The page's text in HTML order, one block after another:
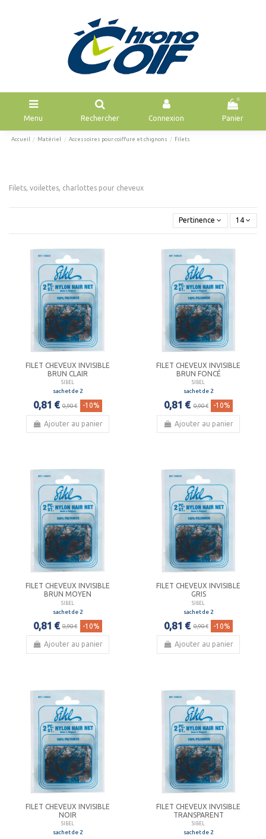
Menu Rechercher Connexion
0
Panier
Accueil Matériel Accessoires pour coiffure et chignons Filets
Filets, voilettes, charlottes pour cheveux
Pertinence 14
FILET CHEVEUX INVISIBLE
BRUN CLAIR
SIBEL
sachet de 2
0,81 € 0,90 € -10%
Ajouter au panier
FILET CHEVEUX INVISIBLE
BRUN FONCÉ
SIBEL
sachet de 2
0,81 € 0,90 € -10%
Ajouter au panier
FILET CHEVEUX INVISIBLE
BRUN MOYEN
SIBEL
sachet de 2
0,81 € 0,90 € -10%
Ajouter au panier
FILET CHEVEUX INVISIBLE
GRIS
SIBEL
sachet de 2
0,81 € 0,90 € -10%
Ajouter au panier
FILET CHEVEUX INVISIBLE
NOIR
SIBEL
sachet de 2
FILET CHEVEUX INVISIBLE
TRANSPARENT
SIBEL
sachet de 2